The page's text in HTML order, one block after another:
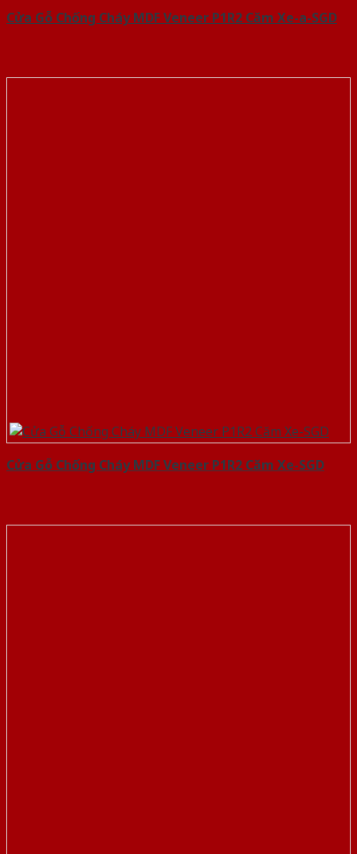
Cửa Gỗ Chống Cháy MDF Veneer P1R2 Căm Xe-a-SGD
Cửa Gỗ Chống Cháy MDF Veneer P1R2 Căm Xe-SGD